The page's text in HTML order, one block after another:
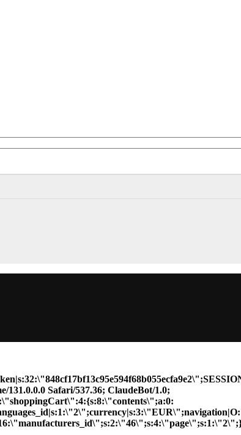
Safari/537.36; ClaudeBot/1.0;